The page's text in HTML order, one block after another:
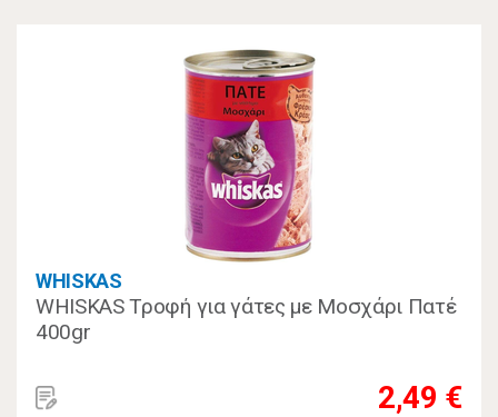
WHISKAS
WHISKAS Τροφή για γάτες με Μοσχάρι Πατέ
400gr
2,49 €